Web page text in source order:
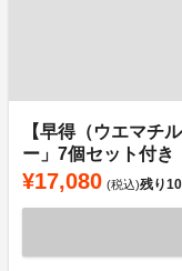
【早得（ウエマチ
ー」7個セット付
¥17,080 (税込)残り10